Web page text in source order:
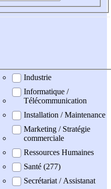
Industrie
Informatique /
Télécommunication
Installation / Maintenance
Marketing / Stratégie
commerciale
Ressources Humaines
Santé (277)
Secrétariat / Assistanat